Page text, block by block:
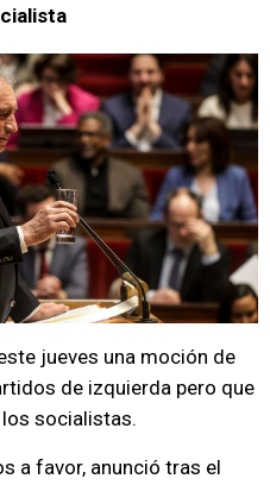
jueves una moción de
de izquierda pero que
socialistas.
a favor, anunció tras el